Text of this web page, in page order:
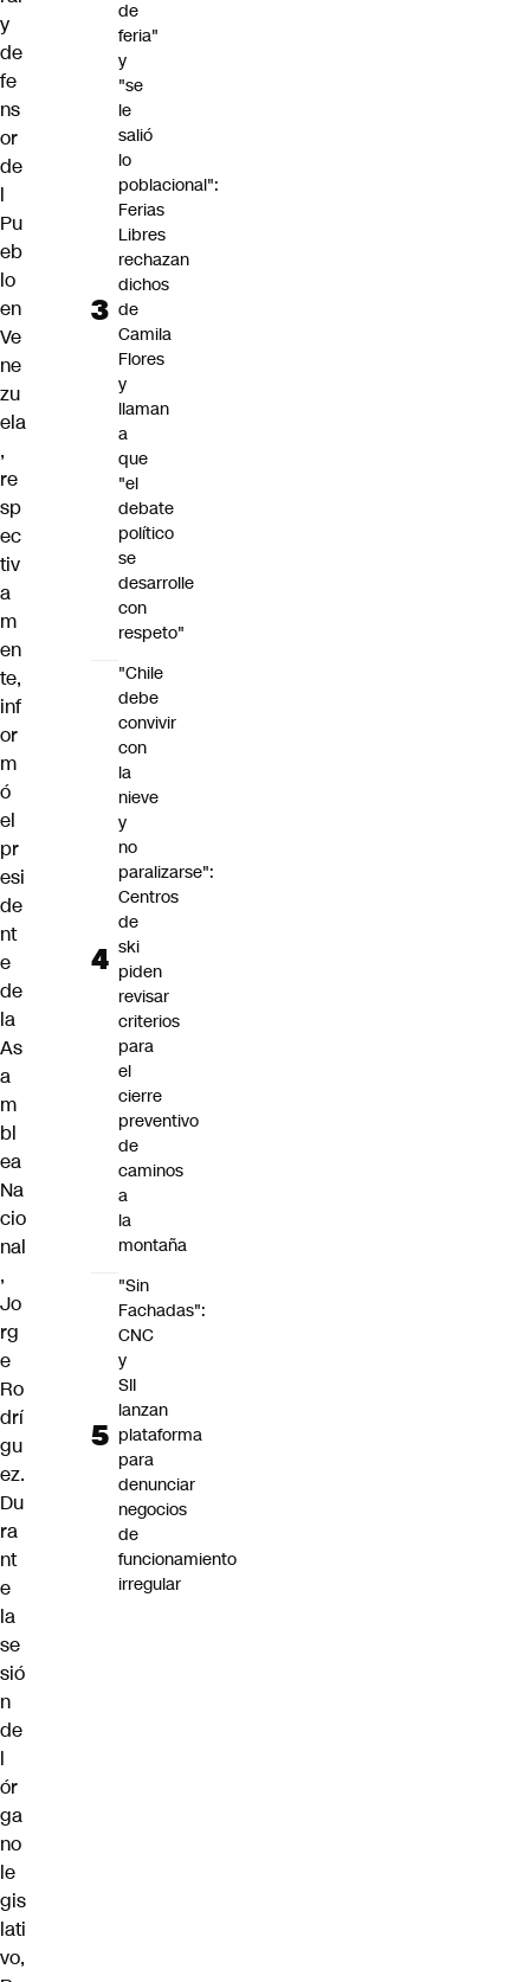
y
de
fe
ns
or
de
l
Pu
eb
lo
en
Ve
ne
zu
ela
,
re
sp
ec
tiv
a
m
en
te,
inf
or
m
ó
el
pr
esi
de
nt
e
de
la
As
a
m
bl
ea
Na
cio
nal
,
Jo
rg
e
Ro
drí
gu
ez.
Du
ra
nt
e
la
se
sió
n
de
l
ór
ga
no
le
gis
lati
vo,
de
feria"
y
"se
le
salió
lo
poblacional":
Ferias
Libres
rechazan
dichos
de
Camila
Flores
y
llaman
a
que
"el
debate
político
se
desarrolle
con
respeto"
"Chile
debe
convivir
con
la
nieve
y
no
paralizarse":
Centros
de
ski
piden
revisar
criterios
para
el
cierre
preventivo
de
caminos
a
la
montaña
"Sin
Fachadas":
CNC
y
SII
lanzan
plataforma
para
denunciar
negocios
de
funcionamiento
irregular